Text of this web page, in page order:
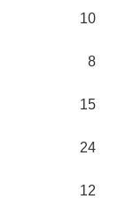
10
8
15
24
12